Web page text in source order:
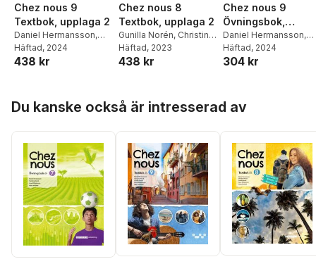
Chez nous 9
Textbok, upplaga 2
Daniel Hermansson,
Christina Hirsch
Norén ,Lena
Häftad, 2024
438 kr
Chez nous 8
Textbok, upplaga 2
Gunilla Norén, Christina
Hirsch, Daniel
Hermansson
Häftad, 2023
438 kr
Chez nous 9
Övningsbok,
upplaga 2
Daniel Hermansson,
Christina Hirsch
Norén ,Lena
Häftad, 2024
304 kr
Du kanske också är intresserad av